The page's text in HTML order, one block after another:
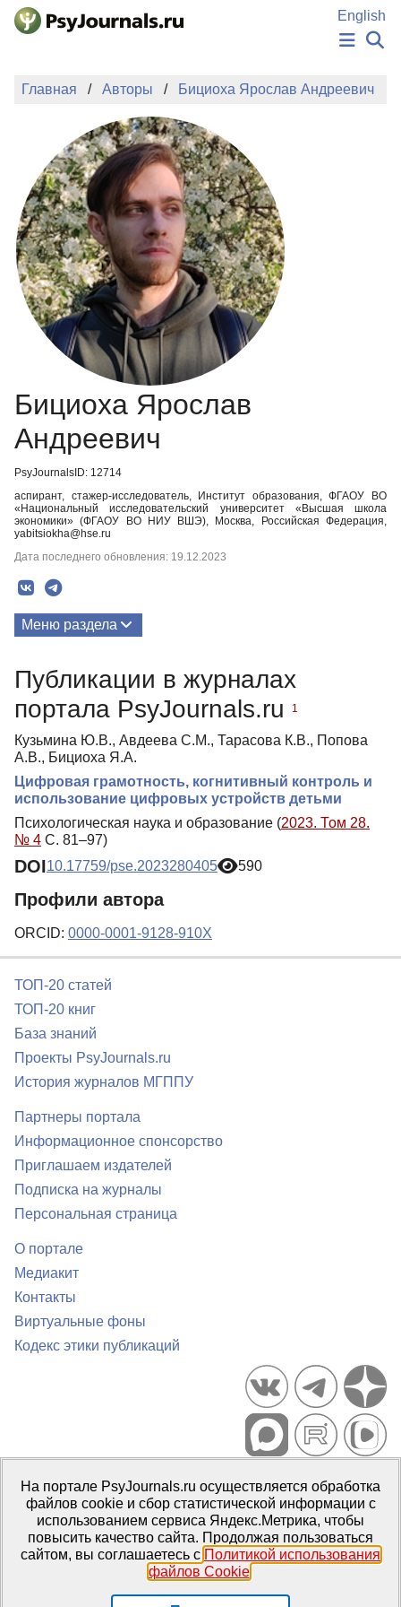
Перейти к основному содержанию
English
НОВОСТИ
АВТОРЫ
ПОДАТЬ РУКОПИСЬ
БАЗА ЗНАНИЙ
КЛЮЧЕВЫЕ СЛОВА
Регистрация
Главная Авторы Бициоха Ярослав Андреевич
Бициоха Ярослав
Андреевич
PsyJournalsID: 12714
аспирант, стажер-исследователь, Институт образования, ФГАОУ ВО
«Национальный исследовательский университет «Высшая школа
экономики» (ФГАОУ ВО НИУ ВШЭ), Москва, Российская Федерация,
yabitsiokha@hse.ru
Дата последнего обновления: 19.12.2023
Меню раздела
Публикации в журналах
портала PsyJournals.ru
1
Кузьмина Ю.В., Авдеева С.М., Тарасова К.В., Попова
А.В., Бициоха Я.А.
Цифровая грамотность, когнитивный контроль и
использование цифровых устройств детьми
Психологическая наука и образование (2023. Том 28.
№ 4 С. 81–97)
DOI10.17759/pse.2023280405 590
Профили автора
ORCID: 0000-0001-9128-910X
ТОП-20 статей
ТОП-20 книг
База знаний
Проекты PsyJournals.ru
История журналов МГППУ
Партнеры портала
Информационное спонсорство
Приглашаем издателей
Подписка на журналы
Персональная страница
О портале
Медиакит
Контакты
Виртуальные фоны
Кодекс этики публикаций
Портал психологических изданий PsyJournals.ru, 2007–2026
Правила использования материалов
Свидетельство регистрации СМИЭл № ФС77-66447 от 14 июля
2016 г.
Издатель: ФГБОУ ВО МГППУ
На портале PsyJournals.ru осуществляется обработка
файлов cookie и сбор статистической информации с
использованием сервиса Яндекс.Метрика, чтобы
повысить качество сайта. Продолжая пользоваться
сайтом, вы соглашаетесь с Политикой использования
файлов Cookie.